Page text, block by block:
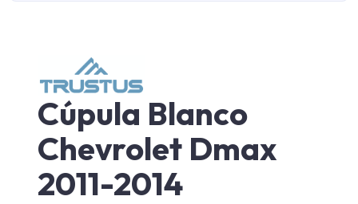
Cúpula Blanco
Chevrolet Dmax
2011-2014